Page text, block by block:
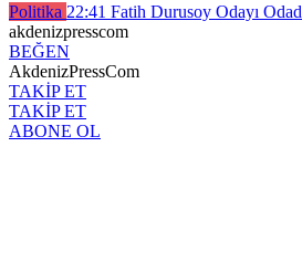
Politika 22:41 Fatih Durusoy Odayı
akdenizpresscom
BEĞEN
AkdenizPressCom
TAKİP ET
TAKİP ET
ABONE OL